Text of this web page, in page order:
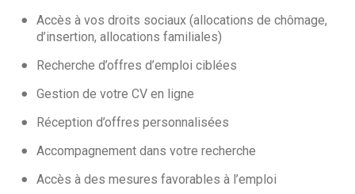
Accès à vos droits sociaux (allocations de chômage,
d’insertion, allocations familiales)
Recherche d’offres d’emploi ciblées
Gestion de votre CV en ligne
Réception d’offres personnalisées
Accompagnement dans votre recherche
Accès à des mesures favorables à l’emploi